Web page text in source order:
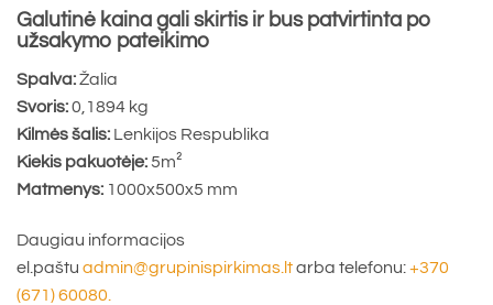
Galutinė kaina gali skirtis ir bus patvirtinta po
užsakymo pateikimo
Spalva:Žalia
Svoris:0,1894 kg
Kilmės šalis: Lenkijos Respublika
Kiekis pakuotėje:5m²
Matmenys: 1000x500x5 mm
Daugiau informacijos
el.paštu admin@grupinispirkimas.ltarba telefonu:+370
(671) 60080.